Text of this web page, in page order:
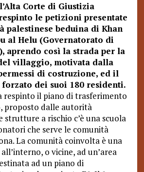
Corte di Giustizia
le petizioni presentate
palestinese beduina di Khan
al Helu (Governatorato di
aprendo così la strada per la
villaggio, motivata dalla
di costruzione, ed il
dei suoi 180 residenti.
respinto il piano di trasferimento
proposto dalle autorità
strutture a rischio c’è una scuola
che serve le comunità
La comunità coinvolta è una
o vicine, ad un’area
ad un piano di